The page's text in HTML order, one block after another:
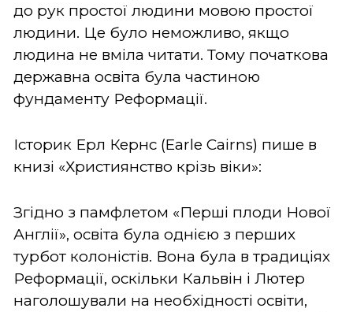
до рук простої людини мовою простої
людини. Це було неможливо, якщо
людина не вміла читати. Тому початкова
державна освіта була частиною
фундаменту Реформації.
Історик Ерл Кернс (Earle Cairns) пише в
книзі «Християнство крізь віки»:
Згідно з памфлетом «Перші плоди Нової
Англії», освіта була однією з перших
турбот колоністів. Вона була в традиціях
Реформації, оскільки Кальвін і Лютер
наголошували на необхідності освіти,